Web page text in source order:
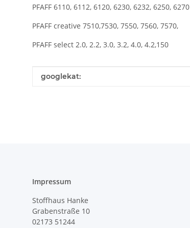
PFAFF 6110, 6112, 6120, 6230, 6232, 6250, 6270
PFAFF creative 7510,7530, 7550, 7560, 7570,
PFAFF select 2.0, 2.2, 3.0, 3.2, 4.0, 4.2,150
Produkteigenschaft
Wert
googlekat:
Impressum
Stoffhaus Hanke
Grabenstraße 10
02173 51244